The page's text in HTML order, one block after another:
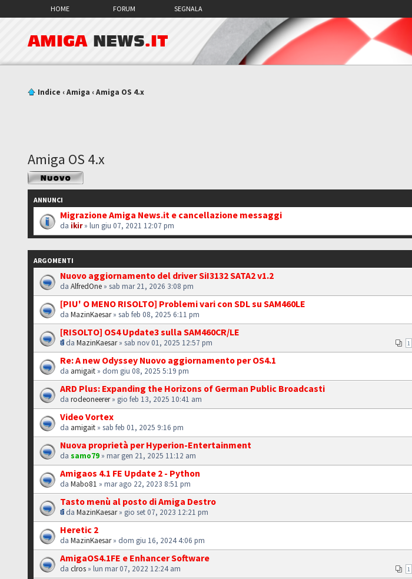
HOME FORUM SEGNALA
AMIGA NEWS.IT
Indice ‹Amiga ‹Amiga OS 4.x
Amiga OS 4.x
Scrivi un nuovo
argomento
ANNUNCI
Migrazione Amiga News.it e cancellazione messaggi
da ikir» lun giu 07, 2021 12:07 pm
ARGOMENTI
Nuovo aggiornamento del driver SiI3132 SATA2 v1.2
daAlfredOne » sab mar 21, 2026 3:08 pm
[PIU' O MENO RISOLTO] Problemi vari con SDL su SAM460LE
daMazinKaesar» sab feb 08, 2025 6:11 pm
[RISOLTO] OS4 Update3 sulla SAM460CR/LE
1
daMazinKaesar» sab nov 01, 2025 12:57 pm
Re: A new Odyssey Nuovo aggiornamento per OS4.1
da amigait » dom giu 08, 2025 5:19 pm
ARD Plus: Expanding the Horizons of German Public Broadcasti
darodeoneerer» gio feb 13, 2025 10:41 am
Video Vortex
da amigait » sab feb 01, 2025 9:16 pm
Nuova proprietà per Hyperion-Entertainment
da samo79 » mar gen 21, 2025 11:12 am
Amigaos 4.1 FE Update 2 - Python
daMabo81 » mar ago 22, 2023 8:51 pm
Tasto menù al posto di Amiga Destro
daMazinKaesar» gio set 07, 2023 12:21 pm
Heretic 2
daMazinKaesar» dom giu 16, 2024 4:06 pm
AmigaOS4.1FE e Enhancer Software
1
daclros » lun mar 07, 2022 12:24 am